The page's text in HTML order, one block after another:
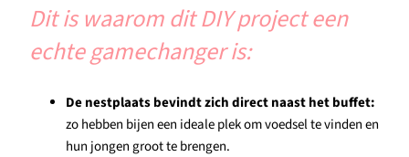
Dit is waarom dit DIY project een
echte gamechanger is:
De nestplaats bevindt zich direct naast het buffet:
zo hebben bijen een ideale plek om voedsel te vinden en
hun jongen groot te brengen.